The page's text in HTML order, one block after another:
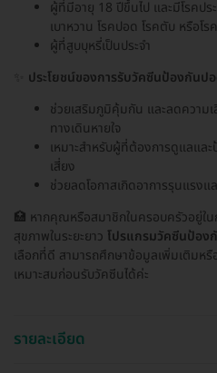
ผู้ที่มีอายุ 18 ปีขึ้นไป และมีโรคปร
เบาหวาน โรคปอด โรคตับ หรือโร
ผู้ที่สูบบุหรี่เป็นประจำ
ประโยชน์ของการรับวัคซีนป้องกันป
ช่วยเสริมภูมิคุ้มกัน และลดความเ
ทางเดินหายใจ
เหมาะสำหรับผู้ที่ต้องการดูแลแล
เสี่ยง
ช่วยลดโอกาสเกิดอาการรุนแรง
🏥 หากคุณหรือสมาชิกในครอบครัวอยู่ใ
สุขภาพในระยะยาว โปรแกรมวัคซีนป้อง
เลือกที่ดี สามารถศึกษาข้อมูลเพิ่มเติมห
เหมาะสมก่อนรับวัคซีนได้ค่ะ
รายละเอียด